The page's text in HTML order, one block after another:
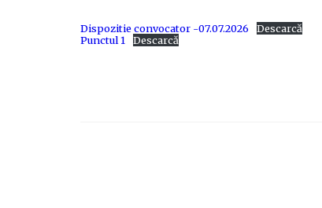
Dispozitie convocator -07.07.2026
Descarcă
Punctul 1
Descarcă